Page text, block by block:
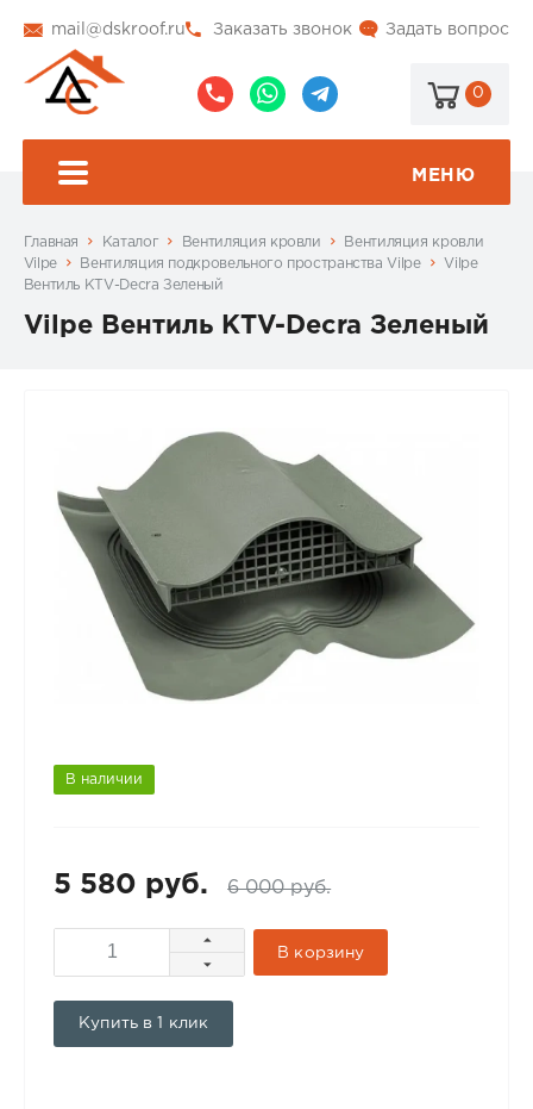
mail@dskroof.ru Задать вопрос
Заказать звонок
0
МЕНЮ
Главная Каталог Вентиляция кровли
Вентиляция кровли
Vilpe
Вентиляция подкровельного пространства Vilpe
Vilpe
Вентиль KTV-Decra Зеленый
Vilpe Вентиль KTV-Decra Зеленый
В наличии
5 580 руб. 6 000 руб.
В корзину
Купить в 1 клик